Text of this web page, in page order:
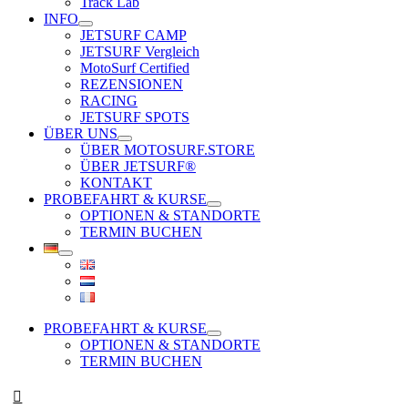
INFO
JETSURF CAMP
JETSURF Vergleich
MotoSurf Certified
REZENSIONEN
RACING
JETSURF SPOTS
ÜBER UNS
ÜBER MOTOSURF.STORE
ÜBER JETSURF®
KONTAKT
PROBEFAHRT & KURSE
OPTIONEN & STANDORTE
TERMIN BUCHEN
PROBEFAHRT & KURSE
OPTIONEN & STANDORTE
TERMIN BUCHEN